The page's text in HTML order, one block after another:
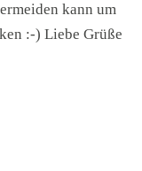
kann um
:-) Liebe Grüße